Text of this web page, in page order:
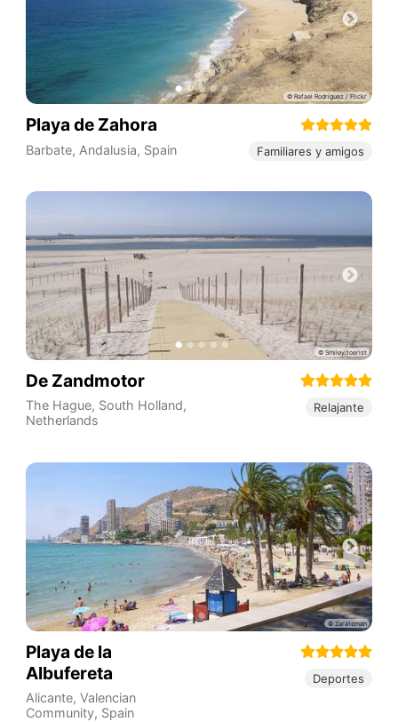
Playa de Zahora
Barbate, Andalusia, Spain Familiares y amigos
De Zandmotor
The Hague, South Holland,
Netherlands
Relajante
Playa de la
Albufereta
Alicante, Valencian
Community, Spain
Deportes